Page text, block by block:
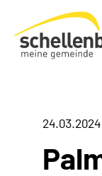
Gemeinde Schellenberg
24.03.2024